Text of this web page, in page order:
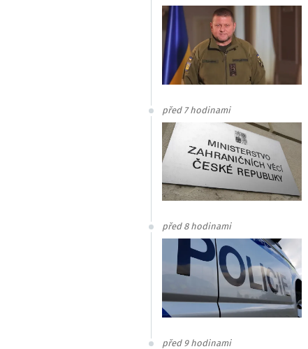
před 7 hodinami
před 8 hodinami
před 9 hodinami